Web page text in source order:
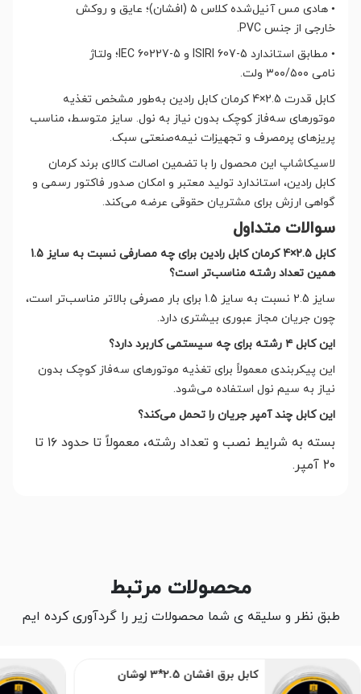
•
هادی مس آنیل‌شده کلاس ۵ (افشان)؛ عایق و روکش
خارجی از جنس PVC.
•
مطابق استاندارد ISIRI 607-5 و IEC 60227-5؛ ولتاژ
نامی ۳۰۰/۵۰۰ ولت.
کابل قدرت 2.5×4 کرمان کابل رادین به‌طور مشخص تغذیه
موتورهای سه‌فاز کوچک بدون نیاز به نول. سایز متوسط، مناسب
پریزهای پرمصرف و تجهیزات نیمه‌صنعتی سبک.
لاسیکاشاپ این محصول را با تضمین اصالت کالای برند کرمان
کابل رادین، استاندارد تولید معتبر و امکان صدور فاکتور رسمی و
گواهی ارزش برای مشتریان حقوقی عرضه می‌کند.
سوالات متداول
کابل 2.5×4 کرمان کابل رادین برای چه مصارفی نسبت به سایز 1.5
همین تعداد رشته مناسب‌تر است؟
سایز 2.5 نسبت به سایز 1.5 برای بار مصرفی بالاتر مناسب‌تر است،
چون جریان مجاز عبوری بیشتری دارد.
این کابل ۴ رشته برای چه سیستمی کاربرد دارد؟
این پیکربندی معمولاً برای تغذیه موتورهای سه‌فاز کوچک بدون
نیاز به سیم نول استفاده می‌شود.
این کابل چند آمپر جریان را تحمل می‌کند؟
بسته به شرایط نصب و تعداد رشته، معمولاً تا حدود ۱۶ تا
۲۰ آمپر.
محصولات مرتبط
طبق نظر و سلیقه ی شما محصولات زیر را گردآوری کرده ایم
کابل برق افشان 2.5*3 لوشان